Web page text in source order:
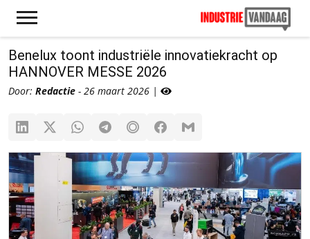
Benelux toont industriële innovatiekracht op
HANNOVER MESSE 2026
Door: Redactie - 26 maart 2026 |